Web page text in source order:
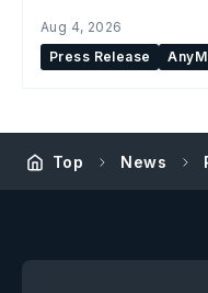
Aug 4, 2026
Press Release
Top News